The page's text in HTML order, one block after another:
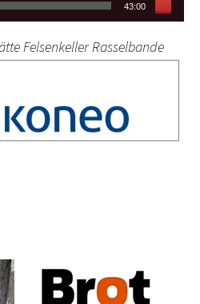
43:00
Felsenkeller Rasselbande